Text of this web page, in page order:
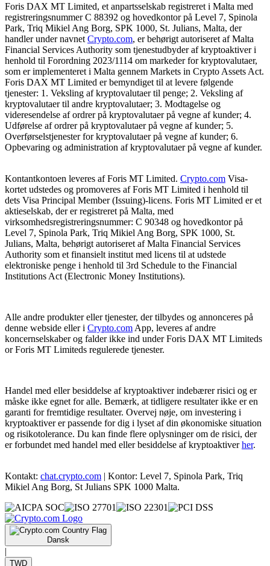
Foris DAX MT Limited, et anpartsselskab registreret i Malta med
registreringsnummer C 88392 og hovedkontor på Level 7, Spinola
Park, Triq Mikiel Ang Borg, SPK 1000, St. Julians, Malta, der
handler under navnet Crypto.com, er behørigt autoriseret af Malta
Financial Services Authority som tjenestudbyder af kryptoaktiver i
henhold til Forordning 2023/1114 om markeder for kryptovalutaer,
som er implementeret i Malta gennem Markets in Crypto Assets Act.
Foris DAX MT Limited er bemyndiget til at levere følgende
tjenester: 1. Veksling af kryptovalutaer til penge; 2. Veksling af
kryptovalutaer til andre kryptovalutaer; 3. Modtagelse og
videresendelse af ordrer på kryptovalutaer på vegne af kunder; 4.
Udførelse af ordrer på kryptovalutaer på vegne af kunder; 5.
Overførselstjenester for kryptovalutaer på vegne af kunder; 6.
Opbevaring og administration af kryptovalutaer på vegne af kunder.
Kontantkontoen leveres af Foris MT Limited. Crypto.com Visa-
kortet udstedes og promoveres af Foris MT Limited i henhold til
dets Visa Principal Member (Issuing)-licens. Foris MT Limited er et
aktieselskab, der er registreret på Malta, med
virksomhedsregistreringsnummer: C 90348 og hovedkontor på
Level 7, Spinola Park, Triq Mikiel Ang Borg, SPK 1000, St.
Julians, Malta, behørigt autoriseret af Malta Financial Services
Authority som et finansielt institut med licens til at udstede
elektroniske penge i henhold til 3rd Schedule to the Financial
Institutions Act (Electronic Money Institutions).
Alle andre produkter eller tjenester, der tilbydes og annonceres på
denne webside eller i Crypto.com App, leveres af andre
koncernselskaber og falder ikke ind under Foris DAX MT Limiteds
or Foris MT Limiteds regulerede tjenester.
Handel med eller besiddelse af kryptoaktiver indebærer risici og er
måske ikke egnet for alle. Bemærk, at tidligere resultater ikke er en
garanti for fremtidige resultater. Overvej nøje, om investering i
kryptoaktiver er passende for dig i lyset af din økonomiske situation
og risikotolerance. Du kan finde flere oplysninger om de risici, der
er forbundet med handel med eller besiddelse af kryptoaktiverher.
Kontakt: chat.crypto.com | Kontor: Level 7, Spinola Park, Triq
Mikiel Ang Borg, St Julians SPK 1000 Malta.
Dansk
|
TWD